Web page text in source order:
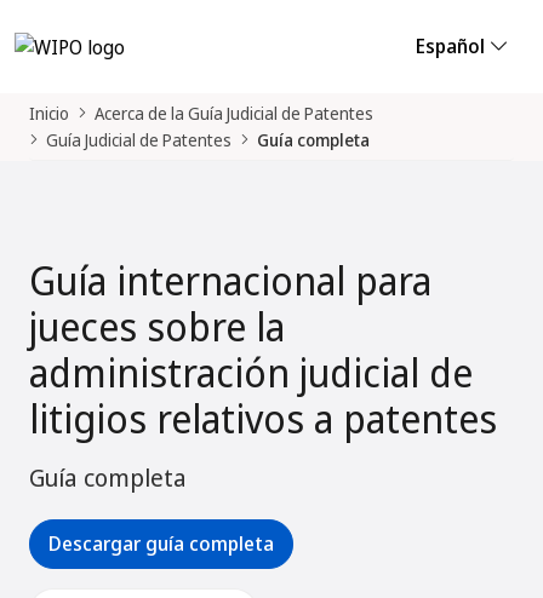
Español
Inicio
Acerca de la Guía Judicial de Patentes
Guía Judicial de Patentes
Guía completa
Guía internacional para
jueces sobre la
administración judicial de
litigios relativos a patentes
Guía completa
Descargar guía completa